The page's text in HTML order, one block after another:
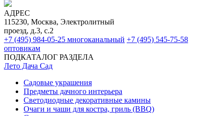
АДРЕС
115230, Москва, Электролитный
проезд, д.3, с.2
+7 (495) 984-05-25 многоканальный +7 (495) 545-75-58
оптовикам
ПОДКАТАЛОГ РАЗДЕЛА
Лето Дача Сад
Садовые украшения
Предметы дачного интерьера
Светодиодные декоративные камины
Очаги и чаши для костра, гриль (BBQ)